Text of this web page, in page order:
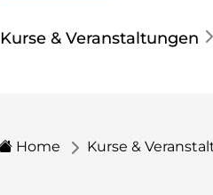
Kurse & Veranstaltungen
Home Kurse &